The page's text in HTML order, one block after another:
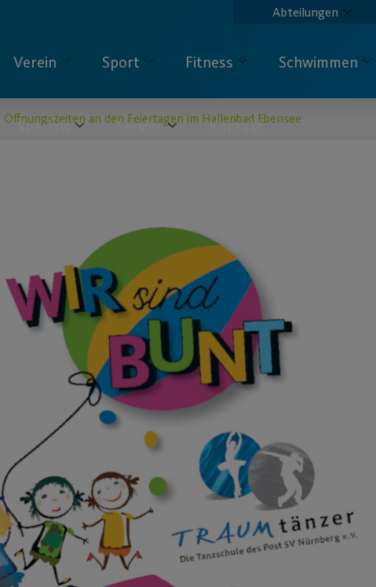
Abteilungen
Verein Sport Fitness Schwimmen
Specials Service Kontakt
Öffnungszeiten an den Feiertagen im Hallenbad Ebensee